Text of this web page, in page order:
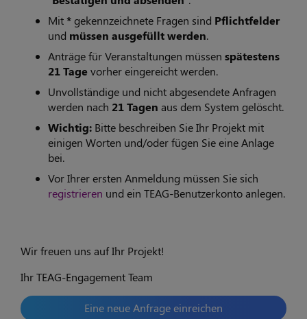
Mit*gekennzeichnete Fragen sind Pflichtfelder
und müssen ausgefüllt werden.
Anträge für Veranstaltungen müssen spätestens
21 Tagevorher eingereicht werden.
Unvollständige und nicht abgesendete Anfragen
werden nach 21 Tagen aus dem System gelöscht.
Wichtig: Bitte beschreiben Sie Ihr Projekt mit
einigen Worten und/oder fügen Sie eine Anlage
bei.
Vor Ihrer ersten Anmeldung müssen Sie sich
registrieren und ein TEAG-Benutzerkonto anlegen.
Wir freuen uns auf Ihr Projekt!
Ihr TEAG-Engagement Team
Eine neue Anfrage einreichen